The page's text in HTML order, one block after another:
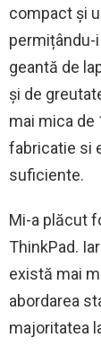
compact și
permițându-
geantă de
și de
mai mica de
fabricatie si
suficiente.
Mi-a plăcut
ThinkPad.
există mai
abordarea
majoritatea